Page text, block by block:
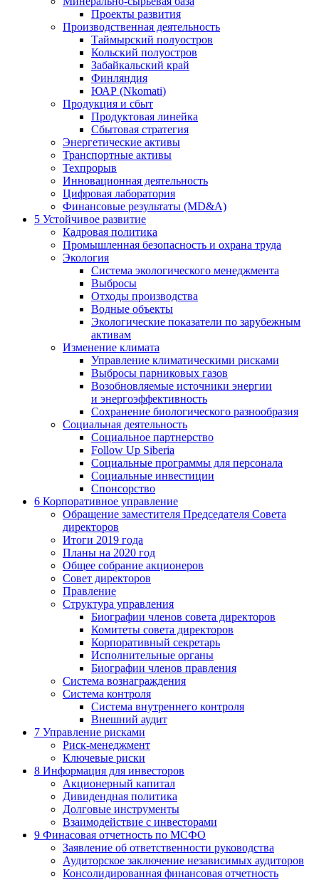
Проекты развития
Производственная деятельность
Таймырский полуостров
Кольский полуостров
Забайкальский край
Финляндия
ЮАР (Nkomati)
Продукция и сбыт
Продуктовая линейка
Сбытовая стратегия
Энергетические активы
Транспортные активы
Техпрорыв
Инновационная деятельность
Цифровая лаборатория
Финансовые результаты (MD&A)
5 Устойчивое развитие
Кадровая политика
Промышленная безопасность и охрана труда
Экология
Система экологического менеджмента
Выбросы
Отходы производства
Водные объекты
Экологические показатели по зарубежным
активам
Изменение климата
Управление климатическими рисками
Выбросы парниковых газов
Возобновляемые источники энергии
и энергоэффективность
Сохранение биологического разнообразия
Социальная деятельность
Социальное партнерство
Follow Up Siberia
Социальные программы для персонала
Социальные инвестиции
Спонсорство
6 Корпоративное управление
Обращение заместителя Председателя Совета
директоров
Итоги 2019 года
Планы на 2020 год
Общее собрание акционеров
Совет директоров
Правление
Структура управления
Биографии членов совета директоров
Комитеты совета директоров
Корпоративный секретарь
Исполнительные органы
Биографии членов правления
Система вознаграждения
Система контроля
Система внутреннего контроля
Внешний аудит
7 Управление рисками
Риск-менеджмент
Ключевые риски
8 Информация для инвесторов
Акционерный капитал
Дивидендная политика
Долговые инструменты
Взаимодействие с инвеcторами
9 Финасовая отчетность по МСФО
Заявление об ответственности руководства
Аудиторское заключение независимых аудиторов
Консолидированная финансовая отчетность